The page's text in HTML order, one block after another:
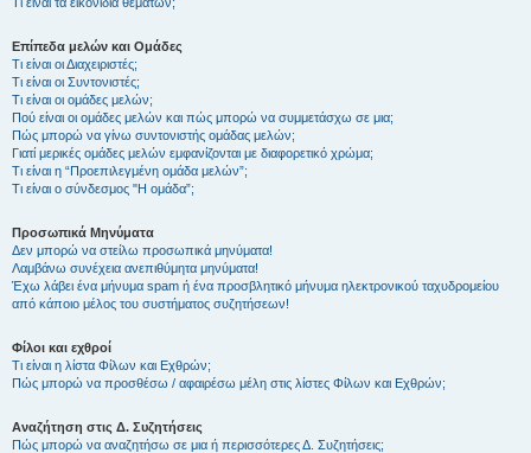
Επίπεδα μελών και Ομάδες
Τι είναι οι Διαχειριστές;
Τι είναι οι Συντονιστές;
Τι είναι οι ομάδες μελών;
Πού είναι οι ομάδες μελών και πώς μπορώ να συμμετάσχω σε μια;
Πώς μπορώ να γίνω συντονιστής ομάδας μελών;
Γιατί μερικές ομάδες μελών εμφανίζονται με διαφορετικό χρώμα;
Τι είναι η “Προεπιλεγμένη ομάδα μελών”;
Τι είναι ο σύνδεσμος "Η ομάδα”;
Προσωπικά Μηνύματα
Δεν μπορώ να στείλω προσωπικά μηνύματα!
Λαμβάνω συνέχεια ανεπιθύμητα μηνύματα!
Έχω λάβει ένα μήνυμα spam ή ένα προσβλητικό μήνυμα ηλεκτρονικού ταχυδρομείου
από κάποιο μέλος του συστήματος συζητήσεων!
Φίλοι και εχθροί
Τι είναι η λίστα Φίλων και Εχθρών;
Πώς μπορώ να προσθέσω / αφαιρέσω μέλη στις λίστες Φίλων και Εχθρών;
Αναζήτηση στις Δ. Συζητήσεις
Πώς μπορώ να αναζητήσω σε μια ή περισσότερες Δ. Συζητήσεις;